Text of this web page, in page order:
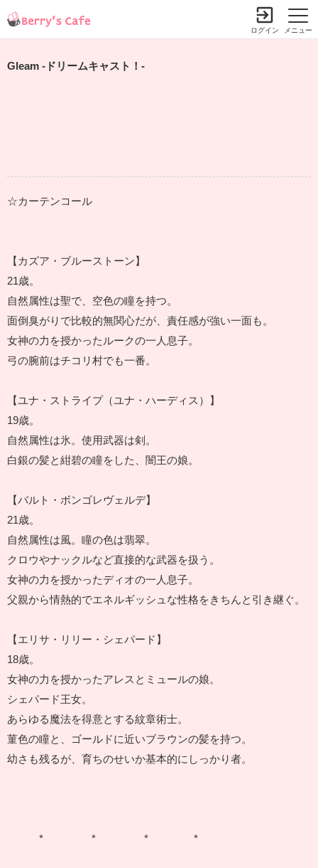
メニュー
ログイン
Gleam -ドリームキャスト！-
☆カーテンコール
【カズア・ブルーストーン】
21歳。
自然属性は聖で、空色の瞳を持つ。
面倒臭がりで比較的無関心だが、責任感が強い一面も。
女神の力を授かったルークの一人息子。
弓の腕前はチコリ村でも一番。
【ユナ・ストライプ（ユナ・ハーディス）】
19歳。
自然属性は氷。使用武器は剣。
白銀の髪と紺碧の瞳をした、闇王の娘。
【バルト・ボンゴレヴェルデ】
21歳。
自然属性は風。瞳の色は翡翠。
クロウやナックルなど直接的な武器を扱う。
女神の力を授かったディオの一人息子。
父親から情熱的でエネルギッシュな性格をきちんと引き継ぐ。
【エリサ・リリー・シェパード】
18歳。
女神の力を授かったアレスとミュールの娘。
シェパード王女。
あらゆる魔法を得意とする紋章術士。
菫色の瞳と、ゴールドに近いブラウンの髪を持つ。
幼さも残るが、育ちのせいか基本的にしっかり者。
* * * *